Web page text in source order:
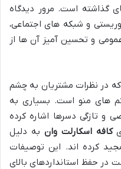
گذاشته است. مرور دیدگاه
و شبکه های اجتماعی،
و تحسین آمیز آن ها از
که در نظرات مشتریان به چشم
های منو است. بسیاری به
تازگی دسرها اشاره کرده
کافه اسکارلت وان به دلیل
کرده اند. این توصیفات
در حفظ استانداردهای بالای